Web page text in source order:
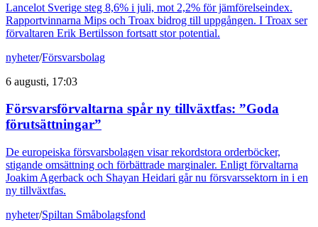
Lancelot Sverige steg 8,6% i juli, mot 2,2% för jämförelseindex.
Rapportvinnarna Mips och Troax bidrog till uppgången. I Troax ser
förvaltaren Erik Bertilsson fortsatt stor potential.
nyheter/Försvarsbolag
6 augusti, 17:03
Försvarsförvaltarna spår ny tillväxtfas: ”Goda
förutsättningar”
De europeiska försvarsbolagen visar rekordstora orderböcker,
stigande omsättning och förbättrade marginaler. Enligt förvaltarna
Joakim Agerback och Shayan Heidari går nu försvarssektorn in i en
ny tillväxtfas.
nyheter/Spiltan Småbolagsfond